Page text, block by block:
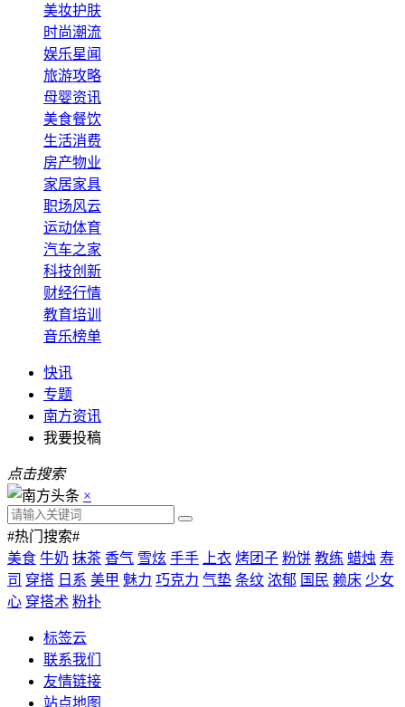
美妆护肤
时尚潮流
娱乐星闻
旅游攻略
母婴资讯
美食餐饮
生活消费
房产物业
家居家具
职场风云
运动体育
汽车之家
科技创新
财经行情
教育培训
音乐榜单
快讯
专题
南方资讯
我要投稿
点击搜索
×
#热门搜索#
美食 牛奶 抹茶 香气 雪炫 手手 上衣 烤团子 粉饼 教练 蜡烛 寿
司 穿搭 日系 美甲 魅力 巧克力 气垫 条纹 浓郁 国民 赖床 少女
心 穿搭术 粉扑
标签云
联系我们
友情链接
站点地图